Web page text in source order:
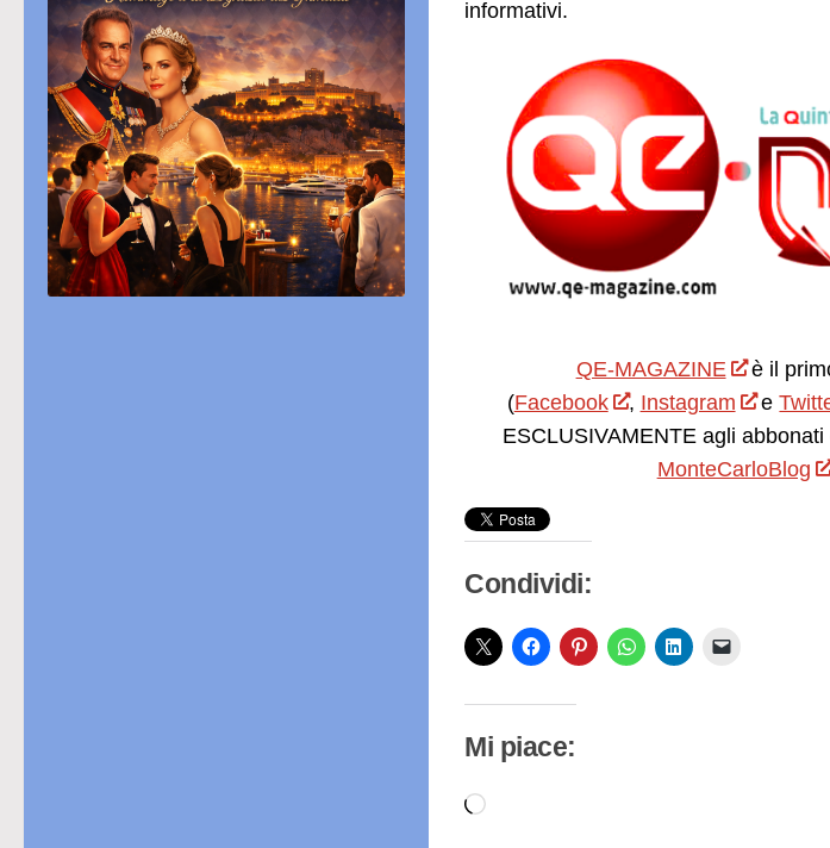
informativi.
QE-MAGAZINE
è il
(Facebook , Instagram e
ESCLUSIVAMENTE agli
MonteCarloBlog
Condividi:
Mi piace:
Caricamento